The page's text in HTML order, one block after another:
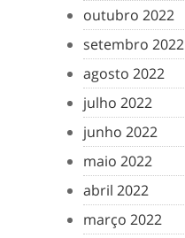
outubro 2022
setembro 2022
agosto 2022
julho 2022
junho 2022
maio 2022
abril 2022
março 2022